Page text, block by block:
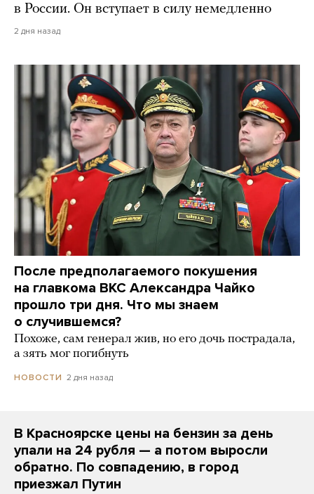
в России. Он вступает в силу немедленно
2 дня назад
После предполагаемого покушения
на главкома ВКС Александра Чайко
прошло три дня. Что мы знаем
о случившемся?
Похоже, сам генерал жив, но его дочь пострадала,
а зять мог погибнуть
НОВОСТИ 2 дня назад
В Красноярске цены на бензин за день
упали на 24 рубля — а потом выросли
обратно. По совпадению, в город
приезжал Путин